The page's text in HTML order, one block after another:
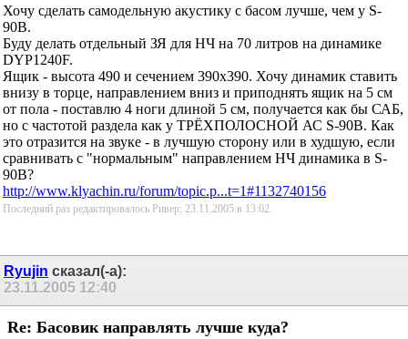
Хочу сделать самодельную акустику с басом лучше, чем у S-
90B.
Буду делать отдельный ЗЯ для НЧ на 70 литров на динамике
DYP1240F.
Ящик - высота 490 и сечением 390х390. Хочу динамик ставить
внизу в торце, направлением вниз и приподнять ящик на 5 см
от пола - поставлю 4 ноги длиной 5 см, получается как бы САБ,
но с частотой раздела как у ТРЁХПОЛОСНОЙ АС S-90B. Как
это отразится на звуке - в лучшую сторону или в худшую, если
сравнивать с "нормальным" направлением НЧ динамика в S-
90B?
http://www.klyachin.ru/forum/topic.p...t=1#1132740156
Последний раз редактировалось Ривер; 23.11.2005 в 13:02.
Ryujinсказал(-а):
23.11.2005
Re: Басовик направлять лучше куда?